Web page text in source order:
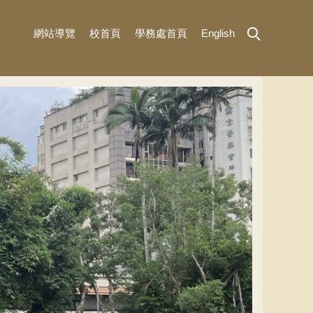
網站導覽 校首頁 學務處首頁 English